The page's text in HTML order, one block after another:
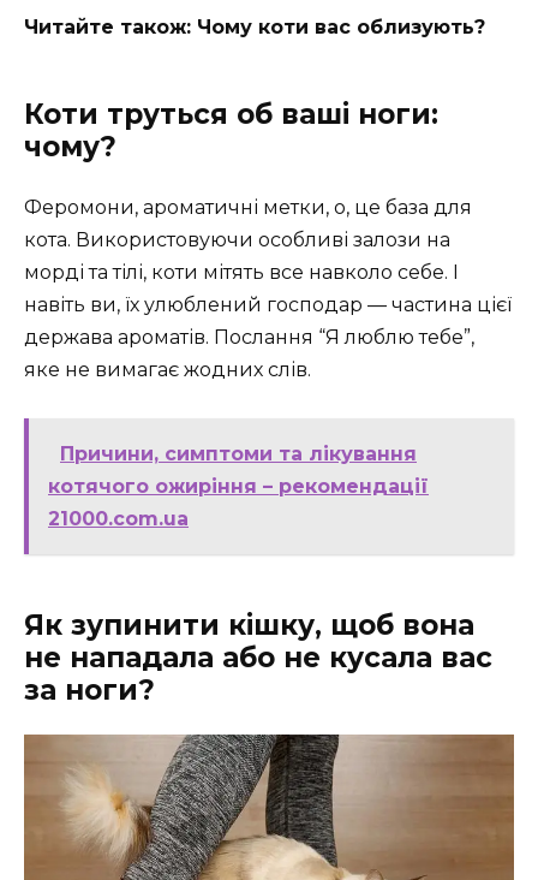
Читайте також: Чому коти вас облизують?
Коти труться об ваші ноги:
чому?
Феромони, ароматичні метки, о, це база для
кота. Використовуючи особливі залози на
морді та тілі, коти мітять все навколо себе. І
навіть ви, їх улюблений господар — частина цієї
держава ароматів. Послання “Я люблю тебе”,
яке не вимагає жодних слів.
Причини, симптоми та лікування
котячого ожиріння – рекомендації
21000.com.ua
Як зупинити кішку, щоб вона
не нападала або не кусала вас
за ноги?